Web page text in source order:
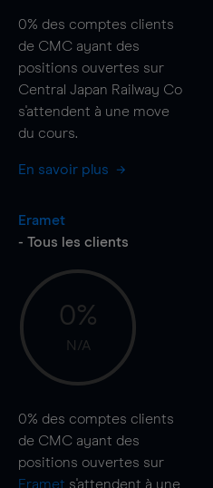
0% des comptes clients
de CMC ayant des
positions ouvertes sur
Central Japan Railway Co
s'attendent à une move
du cours.
En savoir plus
Eramet
- Tous les clients
0%
N/A
0% des comptes clients
de CMC ayant des
positions ouvertes sur
Eramet s'attendent à une